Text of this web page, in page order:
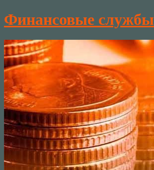
Финансовые службы